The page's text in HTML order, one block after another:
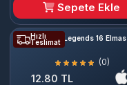
Sepete Ekle
Hızlı
Teslimat Mobile Legends 16 Elmas
(0)
12.80 TL